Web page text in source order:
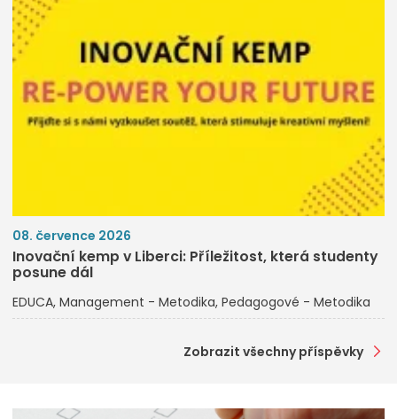
08. července 2026
Inovační kemp v Liberci: Příležitost, která studenty
posune dál
EDUCA Management - Metodika Pedagogové - Metodika
Zobrazit všechny příspěvky